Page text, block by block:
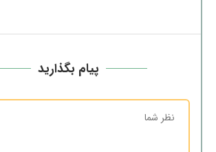
پیام بگذارید